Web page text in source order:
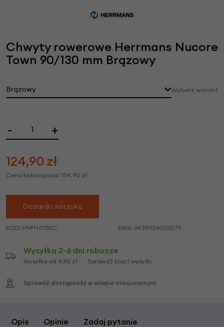
Chwyty rowerowe Herrmans Nucore
Town 90/130 mm Brązowy
Brązowy Wybierz wariant
- +
124,90 zł
Cena katalogowa: 154,90 zł
Dodaj do koszyka
KOD: HVFH672KC EAN: 6438534005279
Wysyłka 2-6 dni robocze
Wysyłka od 9,90 zł Sprawdź koszt wysyłki
Sprawdź dostępność w sklepie stacjonarnym
Opis Opinie Zadaj pytanie